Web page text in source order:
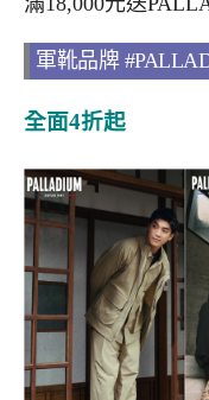
軍靴品牌
全面4折起